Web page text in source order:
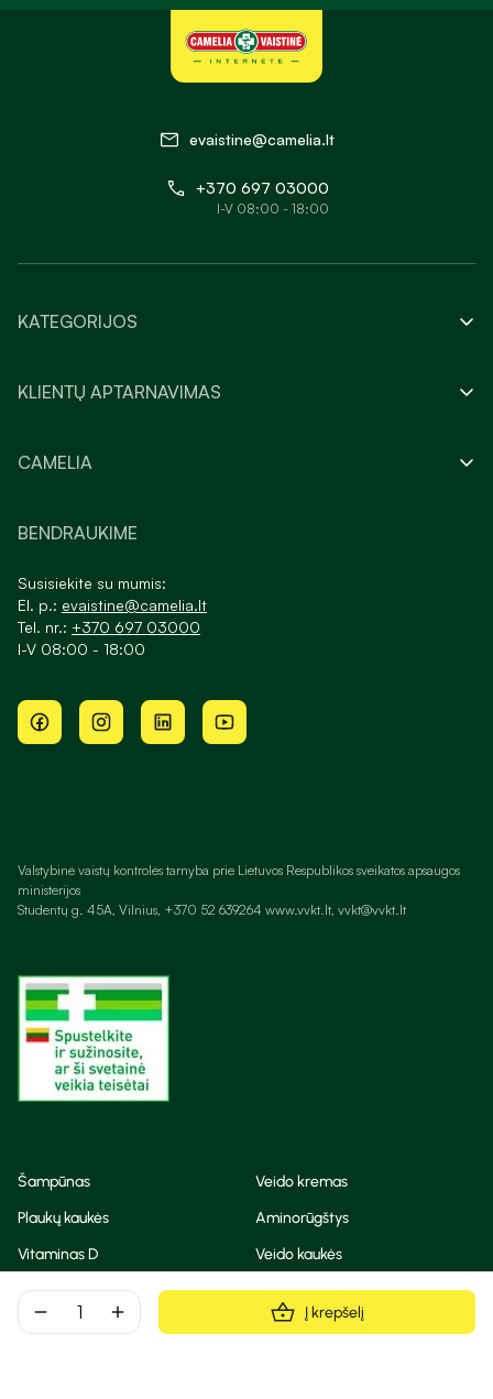
remove add Į krepšelį
evaistine@camelia.lt
+370 697 03000
I-V 08:00 - 18:00
KATEGORIJOS
KLIENTŲ APTARNAVIMAS
CAMELIA
BENDRAUKIME
Susisiekite su mumis:
El. p.: evaistine@camelia.lt
Tel. nr.: +370 697 03000
I-V 08:00 - 18:00
Valstybinė vaistų kontrolės tarnyba prie Lietuvos Respublikos sveikatos apsaugos
ministerijos
Studentų g. 45A, Vilnius, +370 52 639264 www.vvkt.lt, vvkt@vvkt.lt
Šampūnas
Veido kremas
Plaukų kaukės
Aminorūgštys
Vitaminas D
Veido kaukės
Korėjietiška kosmetika
Eteriniai aliejai
Dezodorantas
BB ir CC kremas